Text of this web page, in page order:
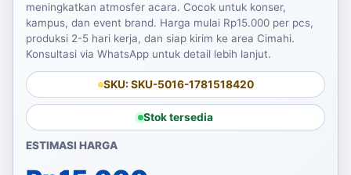
meningkatkan atmosfer acara. Cocok untuk konser,
kampus, dan event brand. Harga mulai Rp15.000 per pcs,
produksi 2-5 hari kerja, dan siap kirim ke area Cimahi.
Konsultasi via WhatsApp untuk detail lebih lanjut.
SKU: SKU-5016-1781518420
Stok tersedia
ESTIMASI HARGA